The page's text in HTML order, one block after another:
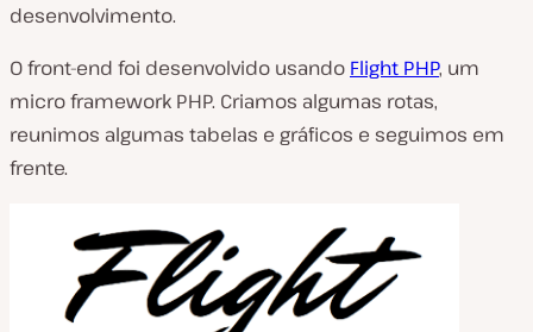
desenvolvimento.
O front-end foi desenvolvido usando Flight PHP, um
micro framework PHP. Criamos algumas rotas,
reunimos algumas tabelas e gráficos e seguimos em
frente.